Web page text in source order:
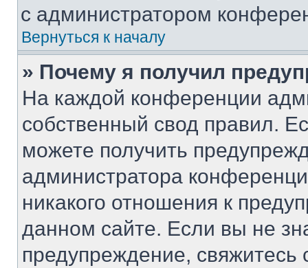
с администратором
Вернуться к началу
» Почему я получил
На каждой конференции
собственный свод правил.
можете получить
администратора
никакого отношения к
данном сайте. Если вы не
предупреждение,